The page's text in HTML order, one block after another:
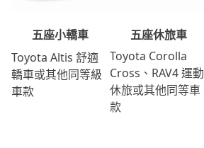
五座小轎車
Toyota Altis 舒適
轎車或其他同等級
車款
五座休旅車
Toyota Corolla
Cross、RAV4 運動
休旅或其他同等車
款